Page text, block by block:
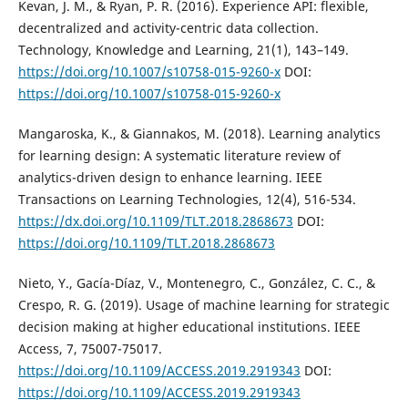
Kevan, J. M., & Ryan, P. R. (2016). Experience API: flexible,
decentralized and activity-centric data collection.
Technology, Knowledge and Learning, 21(1), 143–149.
https://doi.org/10.1007/s10758-015-9260-xDOI:
https://doi.org/10.1007/s10758-015-9260-x
Mangaroska, K., & Giannakos, M. (2018). Learning analytics
for learning design: A systematic literature review of
analytics-driven design to enhance learning. IEEE
Transactions on Learning Technologies, 12(4), 516-534.
https://dx.doi.org/10.1109/TLT.2018.2868673 DOI:
https://doi.org/10.1109/TLT.2018.2868673
Nieto, Y., Gacía-Díaz, V., Montenegro, C., González, C. C., &
Crespo, R. G. (2019). Usage of machine learning for strategic
decision making at higher educational institutions. IEEE
Access, 7, 75007-75017.
https://doi.org/10.1109/ACCESS.2019.2919343 DOI:
https://doi.org/10.1109/ACCESS.2019.2919343